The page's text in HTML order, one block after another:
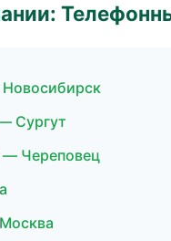
Сургут
— Череповец